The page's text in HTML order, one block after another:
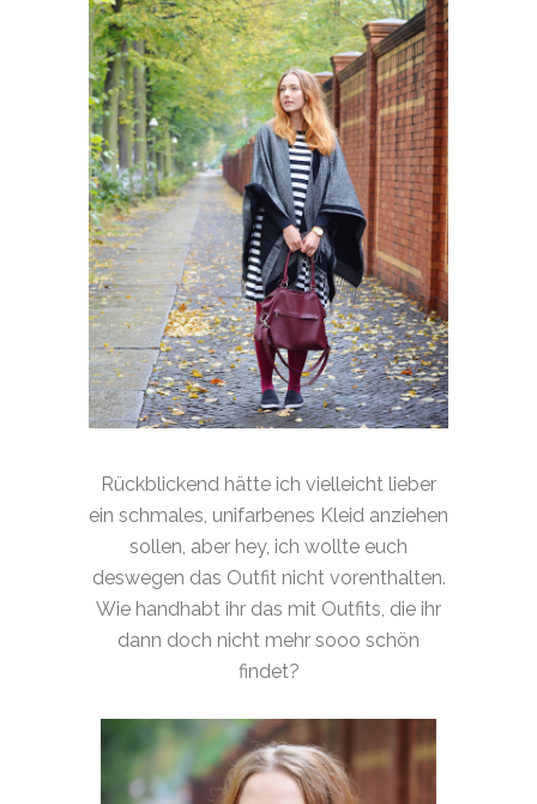
Rückblickend hätte ich vielleicht lieber
ein schmales, unifarbenes Kleid anziehen
sollen, aber hey, ich wollte euch
deswegen das Outfit nicht vorenthalten.
Wie handhabt ihr das mit Outfits, die ihr
dann doch nicht mehr sooo schön
findet?